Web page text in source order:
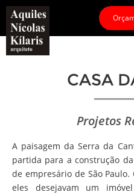
CASA
Projetos
A paisagem da Serra da
partida para a construção
de empresário de São
eles desejavam um